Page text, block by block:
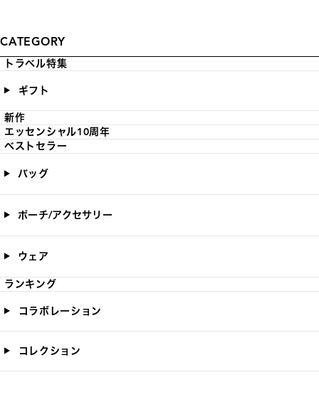
CATEGORY
トラベル特集
ギフト
新作
エッセンシャル10周年
ベストセラー
バッグ
ポーチ/アクセサリー
ウェア
ランキング
コラボレーション
コレクション